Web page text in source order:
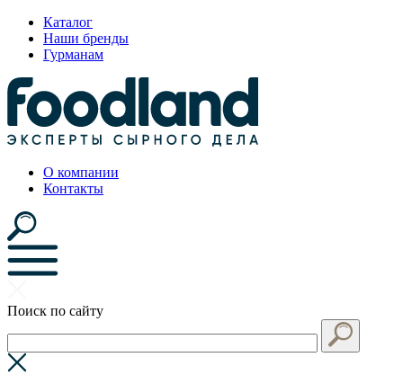
Каталог
Наши бренды
Гурманам
О компании
Контакты
Поиск по сайту